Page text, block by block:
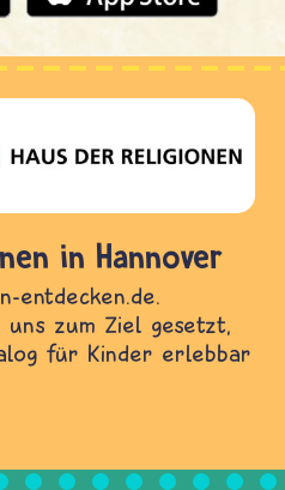
in Hannover
entdecken.de.
uns zum Ziel gesetzt,
für Kinder erlebbar